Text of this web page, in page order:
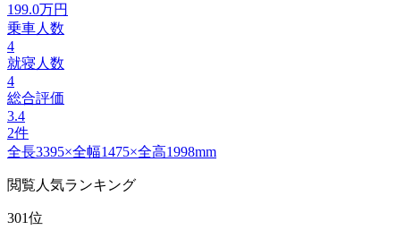
199.0万円
乗車人数
4
就寝人数
4
総合評価
3.4
2件
全長3395×全幅1475×全高1998mm
閲覧人気ランキング
301位